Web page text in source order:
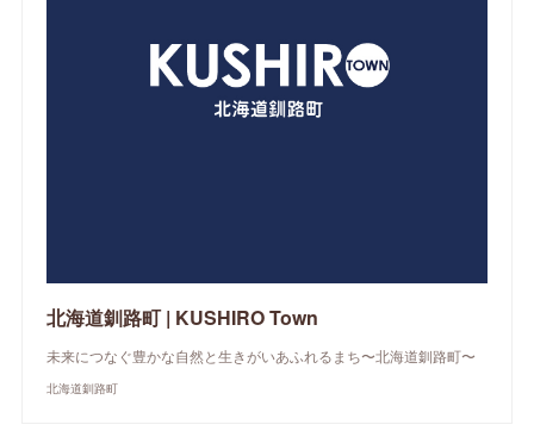
北海道釧路町 | KUSHIRO Town
未来につなぐ豊かな自然と生きがいあふれるまち〜北海道釧路町〜
北海道釧路町